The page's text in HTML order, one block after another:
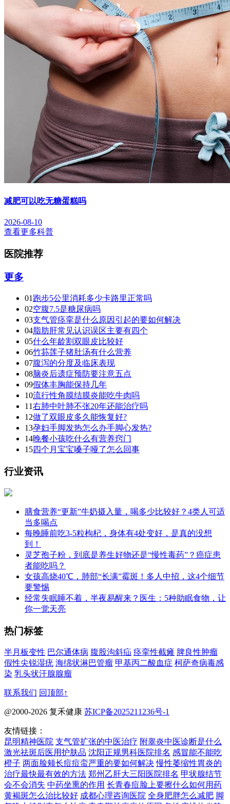
减肥可以吃无糖蛋糕吗
2026-08-10
查看更多科普
医院推荐
更多
01 跑步5公里消耗多少卡路里正常吗
02空腹7.5是糖尿病吗
03支气管痉挛是什么原因引起的要如何解决
04脂肪肝常见认识误区主要有四个
05什么年龄割双眼皮比较好
06竹荪莲子猪肚汤有什么营养
07腹泻的分度及临床表现
08脑炎后遗症预防要注意五点
09假体丰胸能保持几年
10流行性角膜结膜炎能吃牛肉吗
11右肺中叶肺不张20年还能治疗吗
12做了双眼皮多久能恢复好?
13孕妇手脚发热怎么办手脚心发热?
14晚餐小孩吃什么有营养窍门
15四个月宝宝嗓子哑了怎么回事
行业资讯
膳食营养“更新”牛奶摄入量，喝多少比较好？4类人可适
当多喝点
每晚睡前吃3-5粒枸杞，身体有4处变好，是真的没想
到！
灵芝孢子粉，到底是养生好物还是“慢性毒药”？癌症患
者能吃吗？
女孩高烧40℃，肺部“长满”霉斑！多人中招，这4个细节
要警惕
经常失眠睡不着，半夜易醒来？医生：5种助眠食物，让
你一觉天亮
热门标签
半月板变性 巴尔通体病 腹股沟斜疝 痉挛性截瘫 脾良性肿瘤
假性尖锐湿疣 海绵状淋巴管瘤 甲基丙二酸血症 柯萨奇病毒感
染 乳头状汗腺腺瘤
联系我们 回顶部↑
@2000-2026 复禾健康 苏ICP备2025211236号-1
友情链接：
昆明精神医院 支气管扩张的中医治疗 附睾炎中医诊断是什么
激光祛斑后医用护肤品 沈阳正规男科医院排名 感冒能不能吃
橙子 两面脸颊长痘痘蛮严重的要如何解决 慢性萎缩性胃炎的
治疗最快最有效的方法 郑州乙肝大三阳医院排名 甲状腺结节
会不会消失 中药坐熏的作用 长青春痘脸上要擦什么如何用药
黄褐斑怎么治比较好 成都心理咨询医院 全身肥胖怎么减肥 脚